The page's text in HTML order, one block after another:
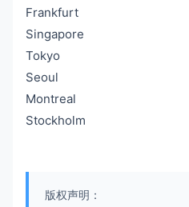
Frankfurt
Singapore
Tokyo
Seoul
Montreal
Stockholm
版权声明：